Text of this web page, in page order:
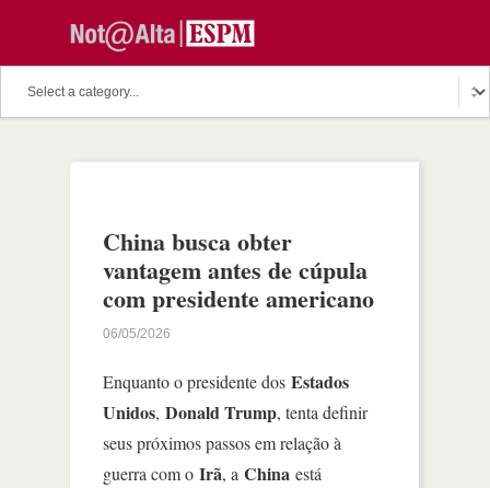
China busca obter
vantagem antes de cúpula
com presidente americano
06/05/2026
Enquanto o presidente dos Estados
Unidos, Donald Trump, tenta definir
seus próximos passos em relação à
guerra com o Irã, a China está